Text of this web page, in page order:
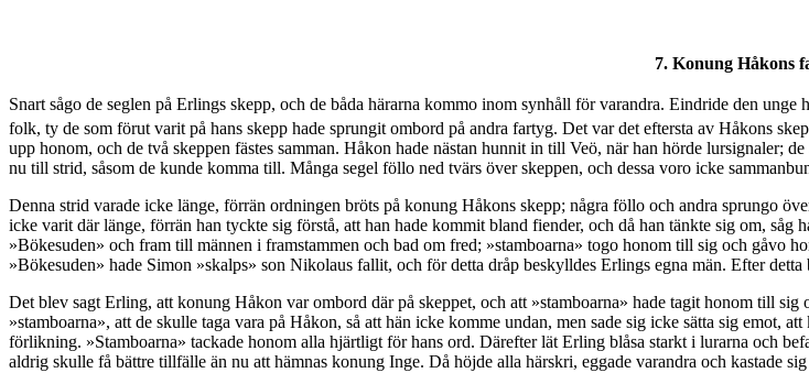
7. Konung Håkons
Snart sågo de seglen på Erlings skepp, och de båda härarna kommo inom synhåll för varandra. Eindride den unge
folk, ty de som förut varit på hans skepp hade sprungit ombord på andra fartyg. Det var det eftersta av Håkons
upp honom, och de två skeppen fästes samman. Håkon hade nästan hunnit in till Veö, när han hörde lursignaler;
nu till strid, såsom de kunde komma till. Många segel föllo ned tvärs över skeppen, och dessa voro icke
Denna strid varade icke länge, förrän ordningen bröts på konung Håkons skepp; några föllo och andra sprungo
icke varit där länge, förrän han tyckte sig förstå, att han hade kommit bland fiender, och då han tänkte sig om,
»Bökesuden» och fram till männen i framstammen och bad om fred; »stamboarna» togo honom till sig och gåvo
»Bökesuden» hade Simon »skalps» son Nikolaus fallit, och för detta dråp beskylldes Erlings egna män. Efter
Det blev sagt Erling, att konung Håkon var ombord där på skeppet, och att »stamboarna» hade tagit honom till
»stamboarna», att de skulle taga vara på Håkon, så att hän icke komme undan, men sade sig icke sätta sig emot,
förlikning. »Stamboarna» tackade honom alla hjärtligt för hans ord. Därefter lät Erling blåsa starkt i lurarna och
aldrig skulle få bättre tillfälle än nu att hämnas konung Inge. Då höjde alla härskri, eggade varandra och kastade